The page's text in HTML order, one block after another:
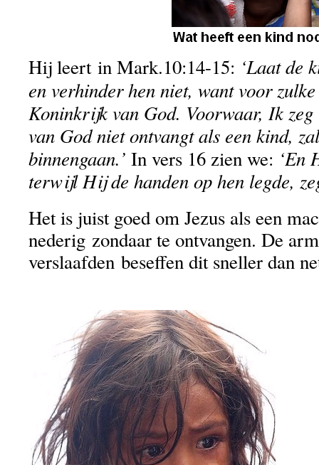
Hij leert in Mark.10:14-15: ‘Laat de
en verhinder hen niet, want voor
Koninkrijk van God. Voorwaar, Ik
van God niet ontvangt als een kind,
binnengaan.’ In vers 16 zien we: ‘En
terwijl Hij de handen op hen legde,
Het is juist goed om Jezus als een
nederig zondaar te ontvangen. De
verslaafden beseffen dit sneller dan